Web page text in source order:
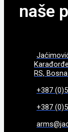
naše
RS,
+387
+387